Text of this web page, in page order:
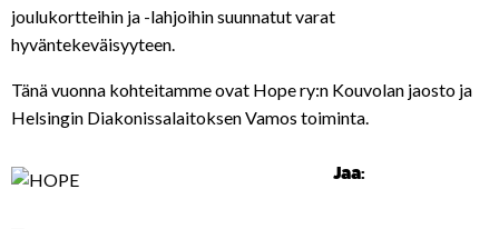
joulukortteihin ja -lahjoihin suunnatut varat
hyväntekeväisyyteen.
Tänä vuonna kohteitamme ovat Hope ry:n Kouvolan jaosto ja
Helsingin Diakonissalaitoksen Vamos toiminta.
Jaa: